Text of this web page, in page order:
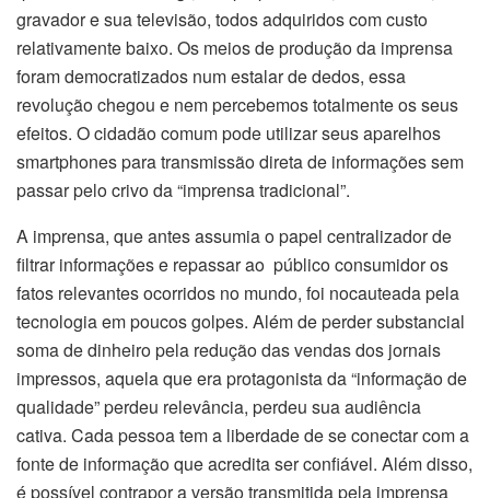
gravador e sua televisão, todos adquiridos com custo
relativamente baixo. Os meios de produção da imprensa
foram democratizados num estalar de dedos, essa
revolução chegou e nem percebemos totalmente os seus
efeitos. O cidadão comum pode utilizar seus aparelhos
smartphones para transmissão direta de informações sem
passar pelo crivo da “imprensa tradicional”.
A imprensa, que antes assumia o papel centralizador de
filtrar informações e repassar ao público consumidor os
fatos relevantes ocorridos no mundo, foi nocauteada pela
tecnologia em poucos golpes. Além de perder substancial
soma de dinheiro pela redução das vendas dos jornais
impressos, aquela que era protagonista da “informação de
qualidade” perdeu relevância, perdeu sua audiência
cativa. Cada pessoa tem a liberdade de se conectar com a
fonte de informação que acredita ser confiável. Além disso,
é possível contrapor a versão transmitida pela imprensa